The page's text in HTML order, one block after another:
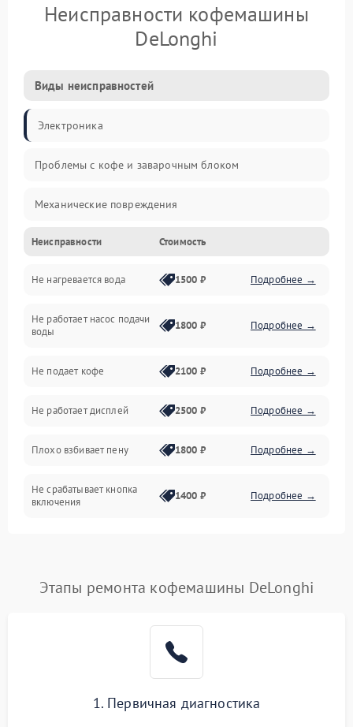
Неисправности кофемашины
DeLonghi
Виды неисправностей
Электроника
Проблемы с кофе и заварочным блоком
Механические повреждения
Прочие неисправности
Включение и работа
Проблемы с водой
Проблемы с капучинатором и паром
Управление и электроника
Программное обеспечение
Неисправности Стоимость
Не нагревается вода 1500 ₽ Подробнее →
Не работает насос подачи
воды
1800 ₽ Подробнее →
Не подает кофе 2100 ₽ Подробнее →
Не работает дисплей 2500 ₽ Подробнее →
Плохо взбивает пену 1800 ₽ Подробнее →
Не срабатывает кнопка
включения
1400 ₽ Подробнее →
Постоянные сбои в работе Подробнее →
Этапы ремонта кофемашины DeLonghi
1. Первичная диагностика